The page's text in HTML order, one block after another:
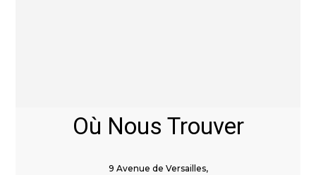
Où Nous Trouver
9 Avenue de Versailles,